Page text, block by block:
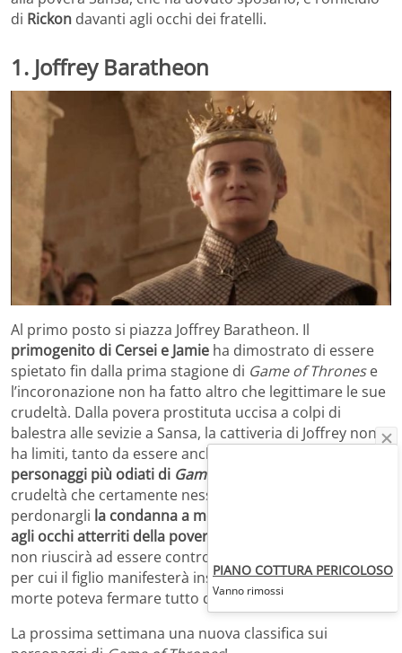
di Rickon davanti agli occhi dei fratelli.
1. Joffrey Baratheon
Al primo posto si piazza Joffrey Baratheon. Il
primogenito di Cersei e Jamie ha dimostrato di essere
spietato fin dalla prima stagione di Game of Thronese
l’incoronazione non ha fatto altro che legittimare le sue
crudeltà. Dalla povera prostituta uccisa a colpi di
balestra alle sevizie a Sansa, la cattiveria di Joffrey non
ha limiti, tanto da essere anche
personaggi più odiati di Game of Thrones
crudeltà che certamente nessuno potrà mai
perdonargli la condanna a morte di Ned Stark davanti
agli occhi atterriti della povera Sansa
non riuscirà ad essere controllata nemmeno da Cersei,
per cui il figlio manifesterà insofferenza. Solo la sua
morte poteva fermare tutto questo (e farci gioire tutti).
La prossima settimana una nuova classifica sui
PIANO COTTURA PERICOLOSO
Vanno rimossi